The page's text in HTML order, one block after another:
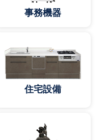
事務機器
住宅設備